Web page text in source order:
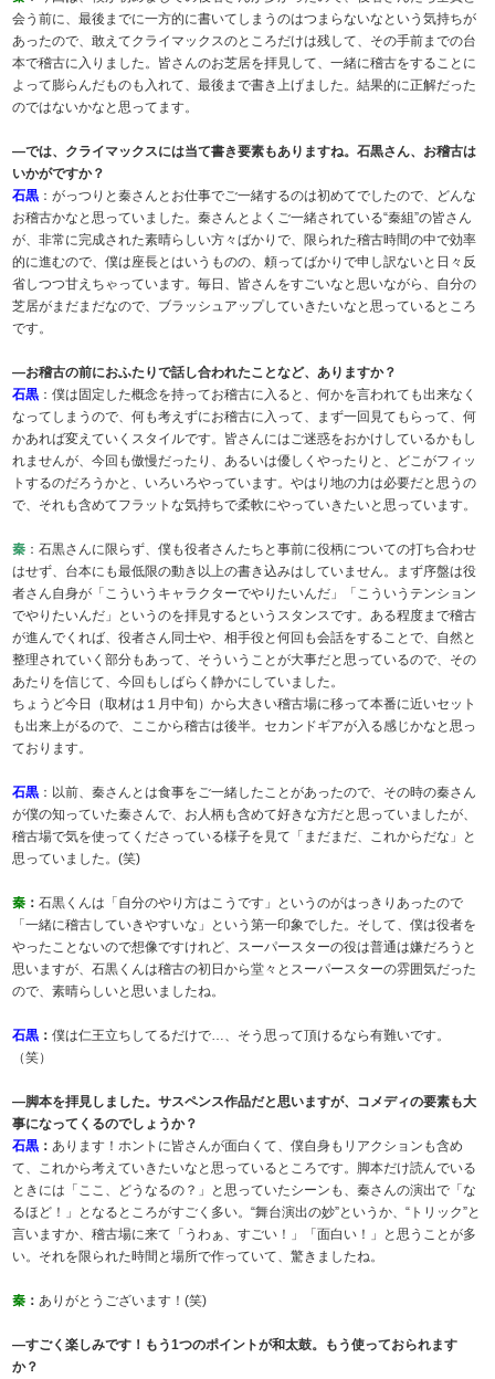
会う前に、最後までに一方的に書いてしまうのはつまらないなという気持ちが
あったので、敢えてクライマックスのところだけは残して、その手前までの台
本で稽古に入りました。皆さんのお芝居を拝見して、一緒に稽古をすることに
よって膨らんだものも入れて、最後まで書き上げました。結果的に正解だった
のではないかなと思ってます。
―では、クライマックスには当て書き要素もありますね。石黒さん、お稽古は
いかがですか？
石黒 ：がっつりと秦さんとお仕事でご一緒するのは初めてでしたので、どんな
お稽古かなと思っていました。秦さんとよくご一緒されている“秦組”の皆さん
が、非常に完成された素晴らしい方々ばかりで、限られた稽古時間の中で効率
的に進むので、僕は座長とはいうものの、頼ってばかりで申し訳ないと日々反
省しつつ甘えちゃっています。毎日、皆さんをすごいなと思いながら、自分の
芝居がまだまだなので、ブラッシュアップしていきたいなと思っているところ
です。
―お稽古の前におふたりで話し合われたことなど、ありますか？
石黒 ：僕は固定した概念を持ってお稽古に入ると、何かを言われても出来なく
なってしまうので、何も考えずにお稽古に入って、まず一回見てもらって、何
かあれば変えていくスタイルです。皆さんにはご迷惑をおかけしているかもし
れませんが、今回も傲慢だったり、あるいは優しくやったりと、どこがフィッ
トするのだろうかと、いろいろやっています。やはり地の力は必要だと思うの
で、それも含めてフラットな気持ちで柔軟にやっていきたいと思っています。
秦 ：石黒さんに限らず、僕も役者さんたちと事前に役柄についての打ち合わせ
はせず、台本にも最低限の動き以上の書き込みはしていません。まず序盤は役
者さん自身が「こういうキャラクターでやりたいんだ」「こういうテンション
でやりたいんだ」というのを拝見するというスタンスです。ある程度まで稽古
が進んでくれば、役者さん同士や、相手役と何回も会話をすることで、自然と
整理されていく部分もあって、そういうことが大事だと思っているので、その
あたりを信じて、今回もしばらく静かにしていました。
ちょうど今日（取材は１月中旬）から大きい稽古場に移って本番に近いセット
も出来上がるので、ここから稽古は後半。セカンドギアが入る感じかなと思っ
ております。
石黒 ：以前、秦さんとは食事をご一緒したことがあったので、その時の秦さん
が僕の知っていた秦さんで、お人柄も含めて好きな方だと思っていましたが、
稽古場で気を使ってくださっている様子を見て「まだまだ、これからだな」と
思っていました。(笑)
秦 ：石黒くんは「自分のやり方はこうです」というのがはっきりあったので
「一緒に稽古していきやすいな」という第一印象でした。そして、僕は役者を
やったことないので想像ですけれど、スーパースターの役は普通は嫌だろうと
思いますが、石黒くんは稽古の初日から堂々とスーパースターの雰囲気だった
ので、素晴らしいと思いましたね。
石黒 ：僕は仁王立ちしてるだけで…、そう思って頂けるなら有難いです。
（笑）
―脚本を拝見しました。サスペンス作品だと思いますが、コメディの要素も大
事になってくるのでしょうか？
石黒 ： あります！ホントに皆さんが面白くて、僕自身もリアクションも含め
て、これから考えていきたいなと思っているところです。脚本だけ読んでいる
ときには「ここ、どうなるの？」と思っていたシーンも、秦さんの演出で「な
るほど！」となるところがすごく多い。“舞台演出の妙”というか、“トリック”と
言いますか、稽古場に来て「うわぁ、すごい！」「面白い！」と思うことが多
い。それを限られた時間と場所で作っていて、驚きましたね。
秦 ： ありがとうございます！(笑)
―すごく楽しみです！もう1つのポイントが和太鼓。もう使っておられます
か？